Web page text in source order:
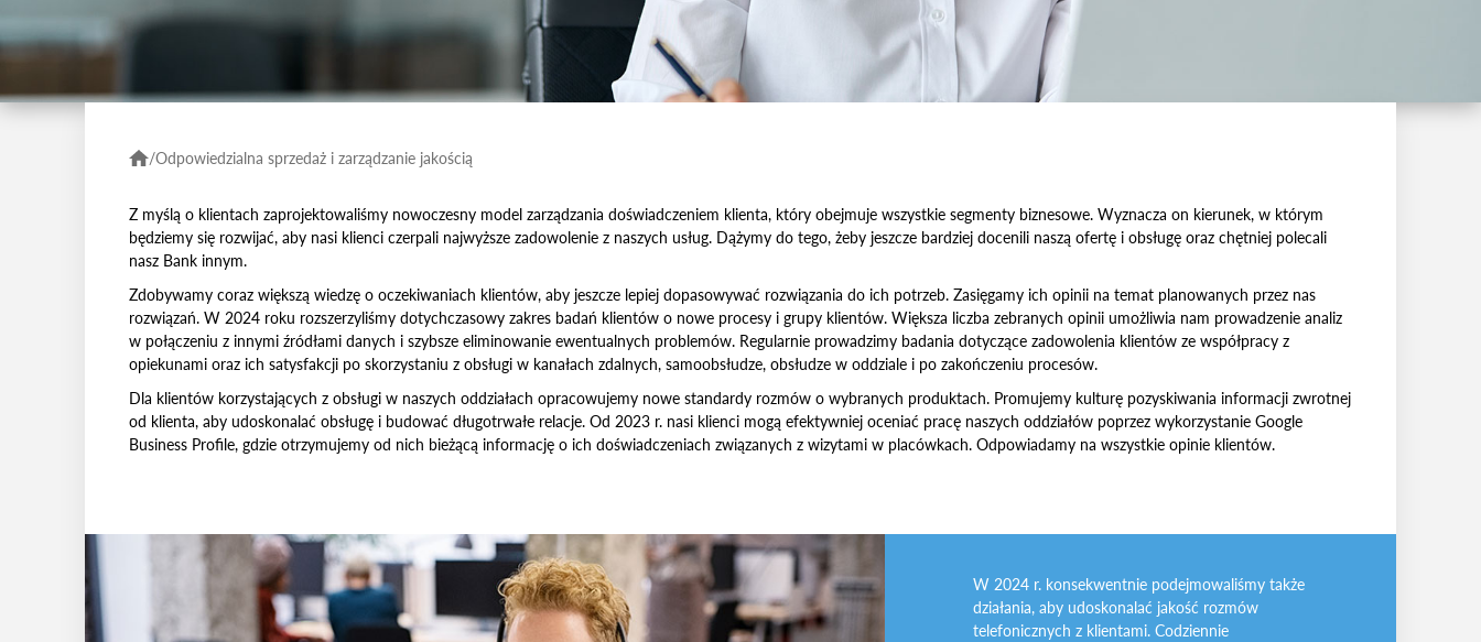
/Odpowiedzialna sprzedaż i zarządzanie jakością
Z myślą o klientach zaprojektowaliśmy nowoczesny model zarządzania doświadczeniem klienta, który obejmuje wszystkie segmenty biznesowe. Wyznacza on kierunek, w którym
będziemy się rozwijać, aby nasi klienci czerpali najwyższe zadowolenie z naszych usług. Dążymy do tego, żeby jeszcze bardziej docenili naszą ofertę i obsługę oraz chętniej polecali
nasz Bank innym.
Zdobywamy coraz większą wiedzę o oczekiwaniach klientów, aby jeszcze lepiej dopasowywać rozwiązania do ich potrzeb. Zasięgamy ich opinii na temat planowanych przez nas
rozwiązań. W 2024 roku rozszerzyliśmy dotychczasowy zakres badań klientów o nowe procesy i grupy klientów. Większa liczba zebranych opinii umożliwia nam prowadzenie analiz
w połączeniu z innymi źródłami danych i szybsze eliminowanie ewentualnych problemów. Regularnie prowadzimy badania dotyczące zadowolenia klientów ze współpracy z
opiekunami oraz ich satysfakcji po skorzystaniu z obsługi w kanałach zdalnych, samoobsłudze, obsłudze w oddziale i po zakończeniu procesów.
Dla klientów korzystających z obsługi w naszych oddziałach opracowujemy nowe standardy rozmów o wybranych produktach. Promujemy kulturę pozyskiwania informacji zwrotnej
od klienta, aby udoskonalać obsługę i budować długotrwałe relacje. Od 2023 r. nasi klienci mogą efektywniej oceniać pracę naszych oddziałów poprzez wykorzystanie Google
Business Profile, gdzie otrzymujemy od nich bieżącą informację o ich doświadczeniach związanych z wizytami w placówkach. Odpowiadamy na wszystkie opinie klientów.
W 2024 r. konsekwentnie podejmowaliśmy także
działania, aby udoskonalać jakość rozmów
telefonicznych z klientami. Codziennie